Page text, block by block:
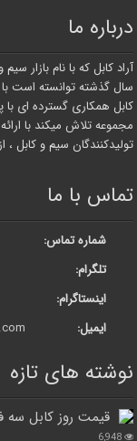
درباره ما
سال گذشته توانسته است
کابل همکاری گسترده ای با
مجموعه تلاش میکند با
تولیدکنندگان سیم و کابل
تماس با ما
شماره تماس:
تلگرام:
اینستاگرام:
ایمیل:
نوشته های تازه
قیمت روز کابل سه
6,948